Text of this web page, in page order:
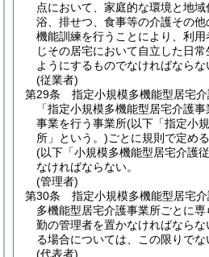
点において、家庭的な環境と地
浴、排せつ、食事等の介護その
機能訓練を行うことにより、利
じその居宅において自立した日
ようにするものでなければならな
(従業者)
第29条
指定小規模多機能型居宅
「指定小規模多機能型居宅介護
事業を行う事業所(以下「指定小
所」という。)ごとに規則で定め
(以下「小規模多機能型居宅介護
なければならない。
(管理者)
第30条
指定小規模多機能型居宅
多機能型居宅介護事業所ごとに
勤の管理者を置かなければならな
る場合については、この限りでな
(代表者)